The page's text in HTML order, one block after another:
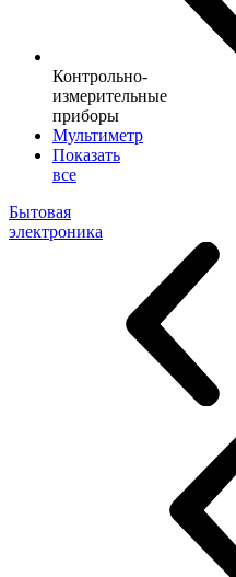
Контрольно-
измерительные
приборы
Мультиметр
Показать
все
Бытовая
электроника